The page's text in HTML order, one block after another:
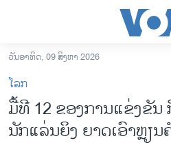
ເຂົ້າ
ຫາ
ຂ້າມ
ຂ້າມ
ຂ້າມ
ລາວ
ອາເມຣິກາ
ວັນອາທິດ, 09 ສິງຫາ 2026
ໂລກ
ມື້ທີ 12 ຂອງການແຂ່ງຂັ
ນັກແລ່ນຍິງ ຍາດເອົາຫຼຽນ